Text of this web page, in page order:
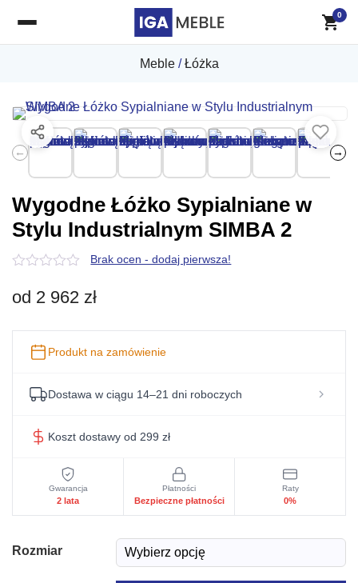
Meble/Łóżka
← →
Wygodne Łóżko Sypialniane w
Stylu Industrialnym SIMBA 2
z
5
Brak ocen - dodaj pierwsza!
od 2 962 zł
Produkt na zamówienie
Dostawa w ciągu 14–21 dni roboczych
Koszt dostawy od 299 zł
Gwarancja
2 lata
Płatności
Bezpieczne płatności
Raty
0%
Rozmiar
0